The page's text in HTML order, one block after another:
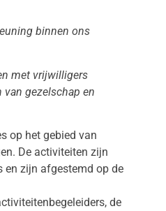
binnen ons
met vrijwilligers
gezelschap en
op het gebied van
De activiteiten zijn
en zijn afgestemd op de
de